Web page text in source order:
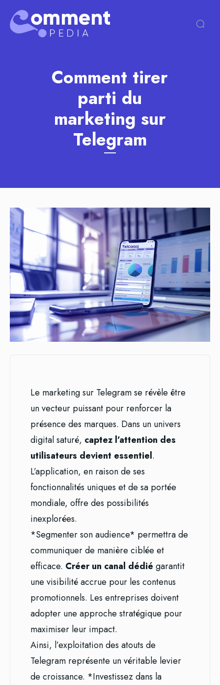
Comment tirer
parti du
marketing sur
Telegram
Le marketing sur Telegram se révèle être
un vecteur puissant pour renforcer la
présence des marques. Dans un univers
digital saturé, captez l’attention des
utilisateurs devient essentiel.
L’application, en raison de ses
fonctionnalités uniques et de sa portée
mondiale, offre des possibilités
inexplorées.
*Segmenter son audience* permettra de
communiquer de manière ciblée et
efficace. Créer un canal dédié garantit
une visibilité accrue pour les contenus
promotionnels. Les entreprises doivent
adopter une approche stratégique pour
maximiser leur impact.
Ainsi, l’exploitation des atouts de
Telegram représente un véritable levier
de croissance. *Investissez dans la